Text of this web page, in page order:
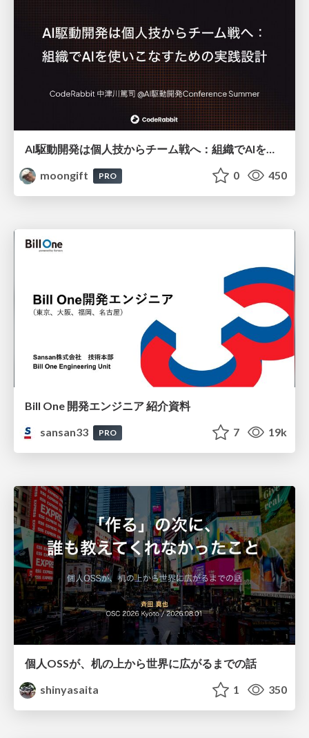
AI駆動開発は個人技からチーム戦へ：組織でAIを使いこなすための実践設計
moongift
PRO 0 450
Bill One 開発エンジニア 紹介資料
sansan33
PRO 7 19k
個人OSSが、机の上から世界に広がるまでの話
shinyasaita
1 350